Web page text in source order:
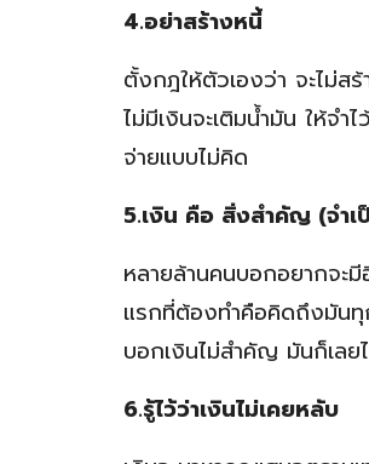
4.อย่าสร้างหนี้
ตั้งกฎให้ตัวเองว่า จะไม่ส
ไม่มีเงินจะเติมน้ำมัน ให้จ
จ่ายแบบไม่คิด
5.เงิน คือ สิ่งสำคัญ (จำเ
หลายล้านคนบอกอยากจะ
แรกที่ต้องทำคือคิดถึงมันทุ
บอกเงินไม่สำคัญ มันก็เลย
6.รู้ไว้ว่าเงินไม่เคยหลับ